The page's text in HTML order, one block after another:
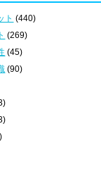
ト (440)
(269)
(45)
(90)